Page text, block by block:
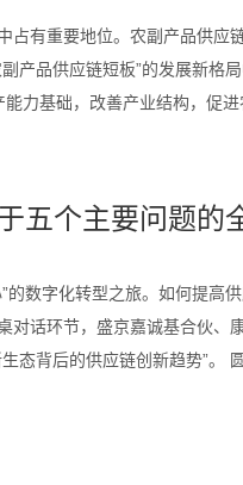
占有重要地位。农副产品供应
产品供应链短板”的发展新格
力基础，改善产业结构，促进
五个主要问题的
数字化转型之旅。如何提高
对话环节，盛京嘉诚基合伙、
态背后的供应链创新趋势”。 圆